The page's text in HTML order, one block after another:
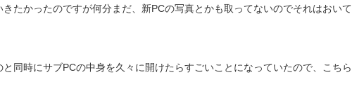
たかったのですが何分まだ、新PCの写真とかも取ってないのでそれはおいて
同時にサブPCの中身を久々に開けたらすごいことになっていたので、こちら